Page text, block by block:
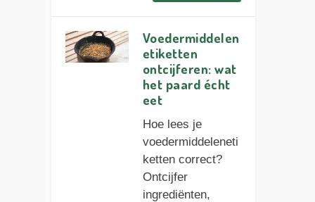
Voedermiddelen
etiketten
ontcijferen: wat
het paard écht
eet
Hoe lees je
voedermiddeleneti
ketten correct?
Ontcijfer
ingrediënten,